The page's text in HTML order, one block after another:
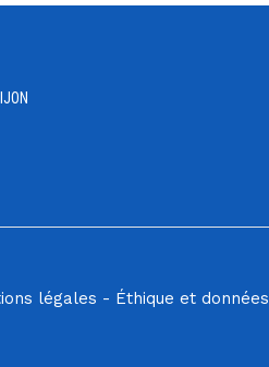
légales - Éthique et données